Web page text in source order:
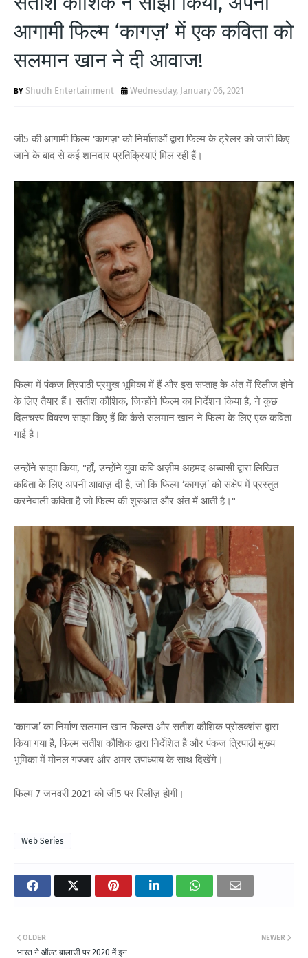
T
S
आगामी फिल्म ‘कागज़’ में एक कविता को
सलमान खान ने दी आवाज!
Shudh Entertainment Wednesday, January 06, 2021
जी5 की आगामी फिल्म 'कागज़' को निर्माताओं द्वारा फिल्म के ट्रेलर को जारी किए
जाने के बाद से कई शानदार प्रतिक्रियाएं मिल रही हैं।
फिल्म में पंकज त्रिपाठी प्रमुख भूमिका में हैं और इस सप्ताह के अंत में रिलीज होने
के लिए तैयार हैं। सतीश कौशिक, जिन्होंने फिल्म का निर्देशन किया है, ने कुछ
दिलचस्प विवरण साझा किए हैं कि कैसे सलमान खान ने फिल्म के लिए एक कविता
गाई है।
उन्होंने साझा किया, "हाँ, उन्होंने युवा कवि अज़ीम अहमद अब्बासी द्वारा लिखित
कविता के लिए अपनी आवाज़ दी है, जो कि फिल्म ‘कागज़’ को संक्षेप में प्रस्तुत
करनेवाली कविता है जो फिल्म की शुरुआत और अंत में आती है।"
‘कागज’ का निर्माण सलमान खान फिल्म्स और सतीश कौशिक प्रोडक्शंस द्वारा
किया गया है, फिल्म सतीश कौशिक द्वारा निर्देशित है और पंकज त्रिपाठी मुख्य
भूमिका में मोनल गज्जर और अमर उपाध्याय के साथ दिखेंगे।
फिल्म 7 जनवरी 2021 को जी5 पर रिलीज़ होगी।
Web Series
NEWER
OLDER
भारत ने ऑल्ट बालाजी पर 2020 में इन